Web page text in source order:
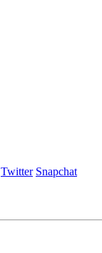
Twitter Snapchat